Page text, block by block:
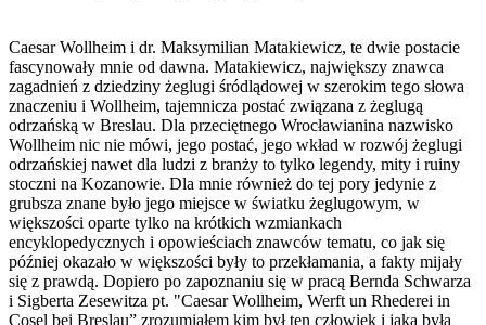
Caesar Wollheim i dr. Maksymilian Matakiewicz, te dwie postacie
fascynowały mnie od dawna. Matakiewicz, największy znawca
zagadnień z dziedziny żeglugi śródlądowej w szerokim tego słowa
znaczeniu i Wollheim, tajemnicza postać związana z żeglugą
odrzańską w Breslau. Dla przeciętnego Wrocławianina nazwisko
Wollheim nic nie mówi, jego postać, jego wkład w rozwój żeglugi
odrzańskiej nawet dla ludzi z branży to tylko legendy, mity i ruiny
stoczni na Kozanowie. Dla mnie również do tej pory jedynie z
grubsza znane było jego miejsce w światku żeglugowym, w
większości oparte tylko na krótkich wzmiankach
encyklopedycznych i opowieściach znawców tematu, co jak się
później okazało w większości były to przekłamania, a fakty mijały
się z prawdą. Dopiero po zapoznaniu się w pracą Bernda Schwarza
i Sigberta Zesewitza pt. "Caesar Wollheim, Werft un Rhederei in
Cosel bei Breslau” zrozumiałem kim był ten człowiek i jaka była